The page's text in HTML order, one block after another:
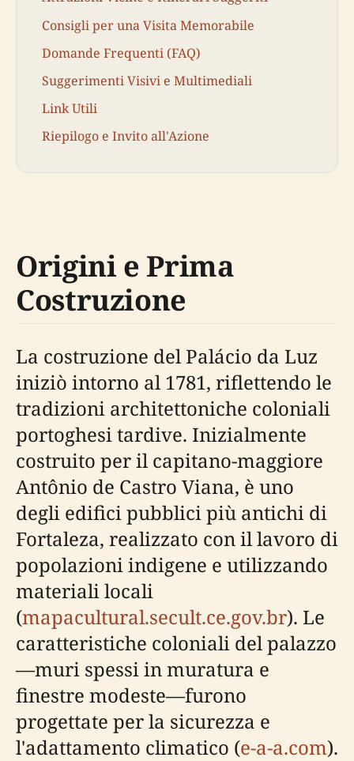
Consigli per una Visita Memorabile
Domande Frequenti (FAQ)
Suggerimenti Visivi e Multimediali
Link Utili
Riepilogo e Invito all'Azione
Origini e Prima
Costruzione
La costruzione del Palácio da Luz
iniziò intorno al 1781, riflettendo le
tradizioni architettoniche coloniali
portoghesi tardive. Inizialmente
costruito per il capitano-maggiore
Antônio de Castro Viana, è uno
degli edifici pubblici più antichi di
Fortaleza, realizzato con il lavoro di
popolazioni indigene e utilizzando
materiali locali
(mapacultural.secult.ce.gov.br). Le
caratteristiche coloniali del palazzo
—muri spessi in muratura e
finestre modeste—furono
progettate per la sicurezza e
l'adattamento climatico (e-a-a.com).